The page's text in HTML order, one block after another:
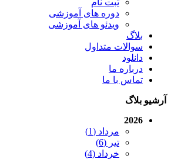
ثبت نام
دوره های آموزشی
ویدئو های آموزشی
بلاگ
سوالات متداول
دانلود
درباره ما
تماس با ما
آرشیو بلاگ
2026
مرداد (1)
تیر (6)
خرداد (4)